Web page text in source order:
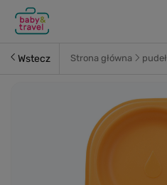
Wstecz Strona główna